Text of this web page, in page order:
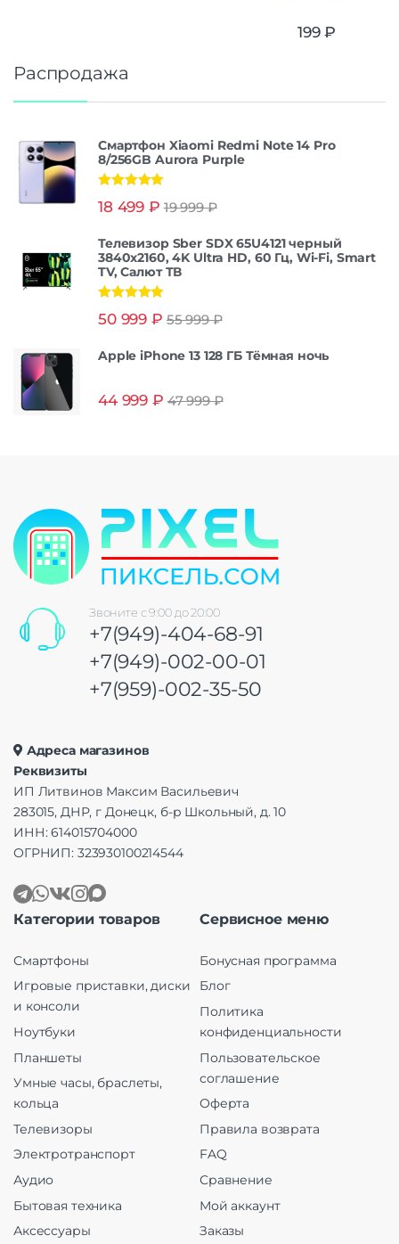
199₽
Распродажа
Смартфон Xiaomi Redmi Note 14 Pro
8/256GB Aurora Purple
из 5
18 499 ₽ 19 999₽
Телевизор Sber SDX 65U4121 черный
3840x2160, 4K Ultra HD, 60 Гц, Wi-Fi, Smart
TV, Салют ТВ
из 5
50 999 ₽ 55 999₽
Apple iPhone 13 128 ГБ Тёмная ночь
44 999 ₽ 47 999₽
Звоните с 9:00 до 20:00
+7(949)-404-68-91
+7(949)-002-00-01
+7(959)-002-35-50
Адреса магазинов
Реквизиты
ИП Литвинов Максим Васильевич
283015, ДНР, г Донецк, б-р Школьный, д. 10
ИНН: 614015704000
ОГРНИП: 323930100214544
Категории товаров
Смартфоны
Игровые приставки, диски
и консоли
Ноутбуки
Планшеты
Умные часы, браслеты,
кольца
Телевизоры
Электротранспорт
Аудио
Бытовая техника
Аксессуары
Сервисное меню
Бонусная программа
Блог
Политика
конфиденциальности
Пользовательское
соглашение
Оферта
Правила возврата
FAQ
Сравнение
Мой аккаунт
Заказы